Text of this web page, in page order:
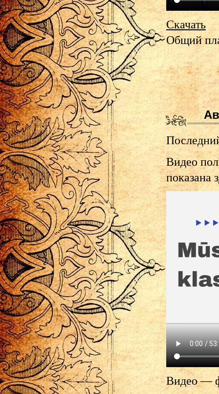
Скачать
Общий
Видео
показана
Видео —